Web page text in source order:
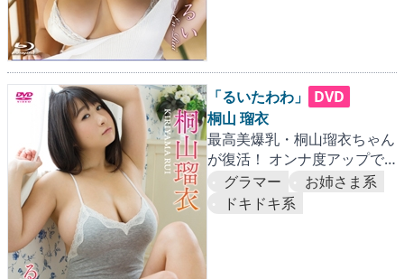
「るいたわわ」
DVD
桐山 瑠衣
最高美爆乳・桐山瑠衣ちゃん
が復活！ オンナ度アップで
愛がぎっしりユッサユサ！！
グラマー
お姉さま系
ドキドキ系